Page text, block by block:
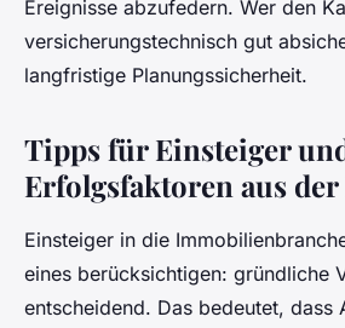
Ereignisse abzufedern. Wer den
versicherungstechnisch gut
langfristige Planungssicherheit.
Tipps für Einsteiger
Erfolgsfaktoren aus
Einsteiger in die
eines berücksichtigen: gründliche
entscheidend. Das bedeutet, dass